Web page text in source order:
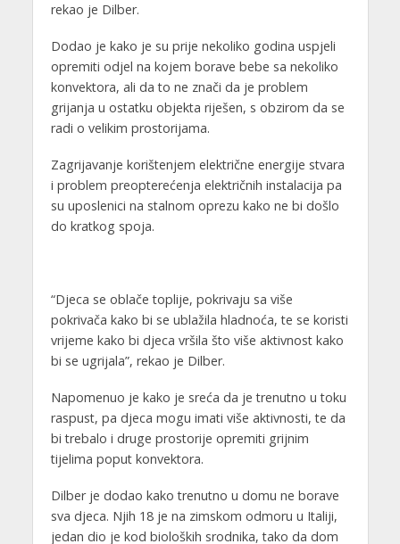
rekao je Dilber.
Dodao je kako je su prije nekoliko godina uspjeli
opremiti odjel na kojem borave bebe sa nekoliko
konvektora, ali da to ne znači da je problem
grijanja u ostatku objekta riješen, s obzirom da se
radi o velikim prostorijama.
Zagrijavanje korištenjem električne energije stvara
i problem preopterećenja električnih instalacija pa
su uposlenici na stalnom oprezu kako ne bi došlo
do kratkog spoja.
“Djeca se oblače toplije, pokrivaju sa više
pokrivača kako bi se ublažila hladnoća, te se koristi
vrijeme kako bi djeca vršila što više aktivnost kako
bi se ugrijala”, rekao je Dilber.
Napomenuo je kako je sreća da je trenutno u toku
raspust, pa djeca mogu imati više aktivnosti, te da
bi trebalo i druge prostorije opremiti grijnim
tijelima poput konvektora.
Dilber je dodao kako trenutno u domu ne borave
sva djeca. Njih 18 je na zimskom odmoru u Italiji,
jedan dio je kod bioloških srodnika, tako da dom